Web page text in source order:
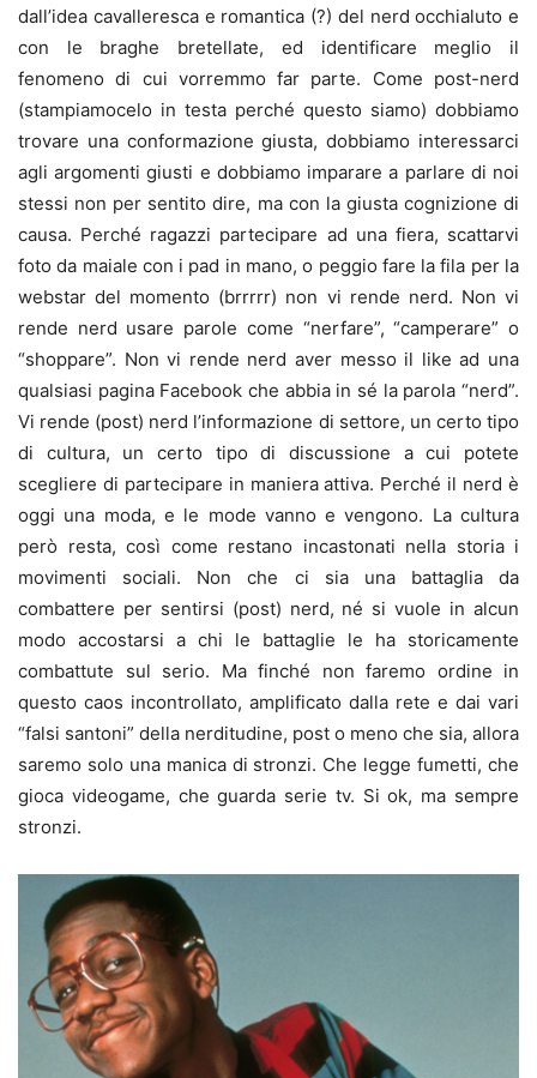
dall’idea cavalleresca e romantica (?) del nerd occhialuto e
con le braghe bretellate, ed identificare meglio il
fenomeno di cui vorremmo far parte. Come post-nerd
(stampiamocelo in testa perché questo siamo) dobbiamo
trovare una conformazione giusta, dobbiamo interessarci
agli argomenti giusti e dobbiamo imparare a parlare di noi
stessi non per sentito dire, ma con la giusta cognizione di
causa. Perché ragazzi partecipare ad una fiera, scattarvi
foto da maiale con i pad in mano, o peggio fare la fila per la
webstar del momento (brrrrr) non vi rende nerd. Non vi
rende nerd usare parole come “nerfare”, “camperare” o
“shoppare”. Non vi rende nerd aver messo il like ad una
qualsiasi pagina Facebook che abbia in sé la parola “nerd”.
Vi rende (post) nerd l’informazione di settore, un certo tipo
di cultura, un certo tipo di discussione a cui potete
scegliere di partecipare in maniera attiva. Perché il nerd è
oggi una moda, e le mode vanno e vengono. La cultura
però resta, così come restano incastonati nella storia i
movimenti sociali. Non che ci sia una battaglia da
combattere per sentirsi (post) nerd, né si vuole in alcun
modo accostarsi a chi le battaglie le ha storicamente
combattute sul serio. Ma finché non faremo ordine in
questo caos incontrollato, amplificato dalla rete e dai vari
“falsi santoni” della nerditudine, post o meno che sia, allora
saremo solo una manica di stronzi. Che legge fumetti, che
gioca videogame, che guarda serie tv. Si ok, ma sempre
stronzi.